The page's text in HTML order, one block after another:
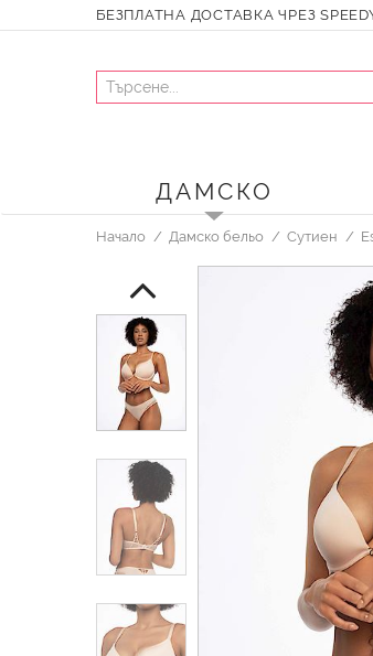
БЕЗПЛАТНА ДОСТАВКА ЧРЕЗ
ДАМСКО
Начало Дамско бельо Сутиен